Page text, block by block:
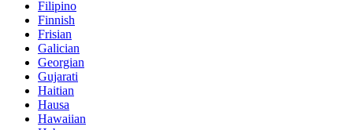
Filipino
Finnish
Frisian
Galician
Georgian
Gujarati
Haitian
Hausa
Hawaiian